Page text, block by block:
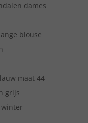
dames
blouse
maat 44
grijs